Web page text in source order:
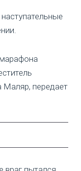
Маляр, передает